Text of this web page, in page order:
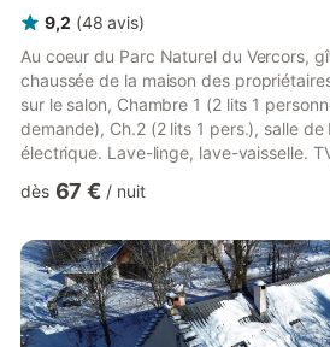
9,2 (48 avis)
Au coeur du Parc Naturel du Vercors,
chaussée de la maison des
sur le salon, Chambre 1 (2 lits 1
demande), Ch.2 (2 lits 1 pers.), salle
électrique. Lave-linge, lave-vaisselle.
Terrain clos (jeux d'enfants,
arrivée. Possibilité de location linge de
km de la Sur...
dès 67 € / nuit